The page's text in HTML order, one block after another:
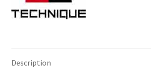
batterie
Description